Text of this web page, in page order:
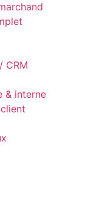
CRM
& interne